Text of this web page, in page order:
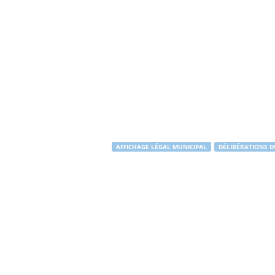
AFFICHAGE LÉGAL MUNICIPAL DÉLIBÉRATIONS